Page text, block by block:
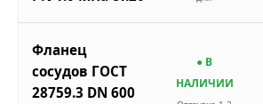
Фланец
сосудов ГОСТ
28759.3 DN 600
● В
НАЛИЧИИ